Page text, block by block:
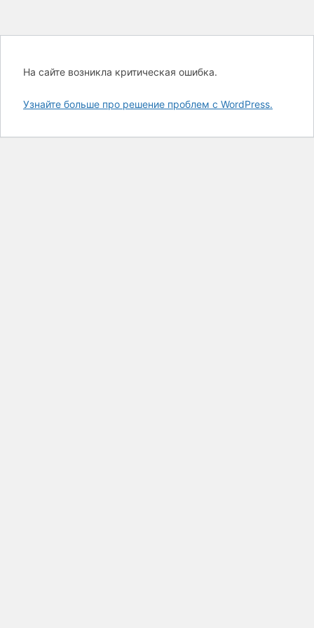
На сайте возникла критическая ошибка.
Узнайте больше про решение проблем с WordPress.